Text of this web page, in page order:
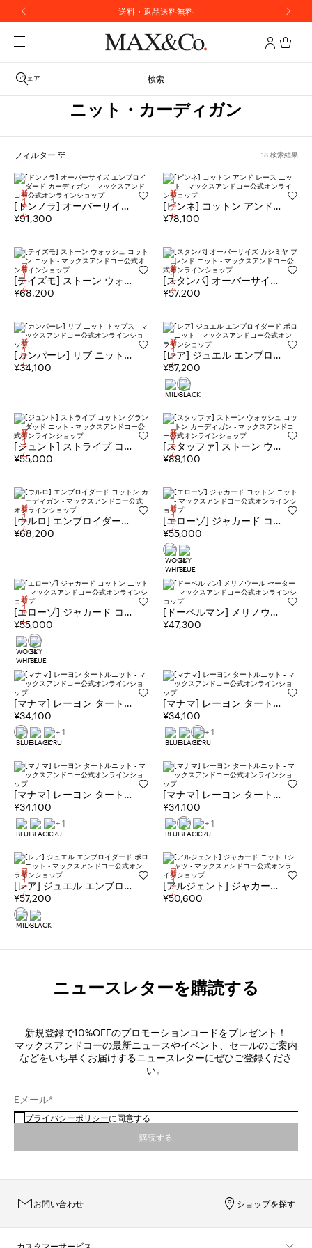
送料・返品送料無料
検索
ウェア
ニット・カーディガン
フィルター 18 検索結果
[ドンノラ] オーバーサイズ
エンブロイダード カーディ
¥91,300
新着アイテム
[ピンネ] コットン アンド
レース ニット
¥78,100
新着アイテム
[テイズモ] ストーン ウォッ
シュ コットン ニット
¥68,200
新着アイテム
[スタンパ] オーバーサイズ
カシミヤ ブレンド ニット
¥57,200
新着アイテム
[カンパーレ] リブ ニット
トップス
¥34,100
新着アイテム
[レア] ジュエル エンブロイ
ダード ポロ ニット
¥57,200
新着アイテム
[ジュント] ストライプ コッ
トン グランダッド ニット
¥55,000
新着アイテム
[スタッファ] ストーン ウォ
ッシュ コットン カーディ
¥89,100
新着アイテム
[ウルロ] エンブロイダード
コットン カーディガン
¥68,200
新着アイテム
[エローゾ] ジャカード コッ
トン ニット
¥55,000
新着アイテム
[エローゾ] ジャカード コッ
トン ニット
¥55,000
新着アイテム
[ドーベルマン] メリノウー
ル セーター
¥47,300
[マナマ] レーヨン タートル
ニット
¥34,100
+ 1
[マナマ] レーヨン タートル
ニット
¥34,100
+ 1
[マナマ] レーヨン タートル
ニット
¥34,100
+ 1
[マナマ] レーヨン タートル
ニット
¥34,100
+ 1
[レア] ジュエル エンブロイ
ダード ポロ ニット
¥57,200
新着アイテム
[アルジェント] ジャカード
ニット Tシャツ
¥50,600
新着アイテム
ニュースレターを購読する
新規登録で10%OFFのプロモーションコードをプレゼント！
マックスアンドコーの最新ニュースやイベント、セールのご案内
などをいち早くお届けするニュースレターにぜひご登録くださ
い。
Eメール*
プライバシーポリシーに同意する
購読する
ショップを探す
お問い合わせ
カスタマーサービス